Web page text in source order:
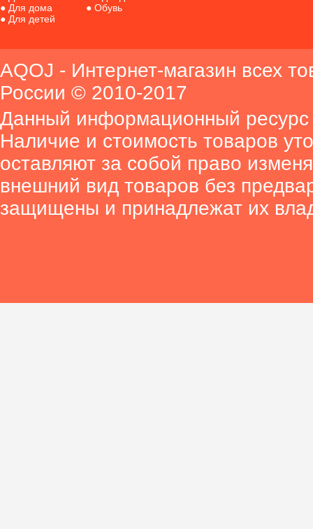
● Для дома
● Для детей
● Обувь
AQOJ - Интернет-магазин всех
России © 2010-2017
Данный информационный ресурс
Наличие и стоимость товаров
оставляют за собой право
внешний вид товаров без
защищены и принадлежат их